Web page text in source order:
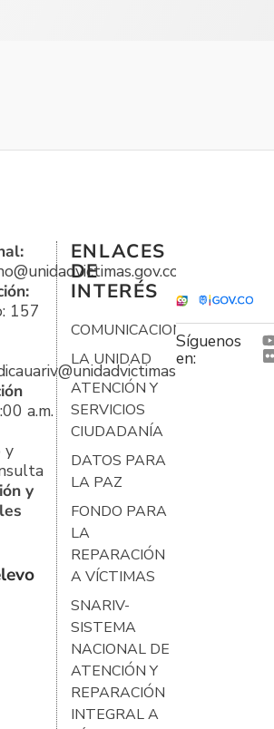
157
a.m.
y
y
ENLACES
DE
INTERÉS
COMUNICACIONES
LA UNIDAD
ATENCIÓN Y
SERVICIOS
CIUDADANÍA
DATOS PARA
LA PAZ
FONDO PARA
LA
REPARACIÓN
A VÍCTIMAS
SNARIV-
SISTEMA
NACIONAL DE
ATENCIÓN Y
REPARACIÓN
INTEGRAL A
Síguenos
en: